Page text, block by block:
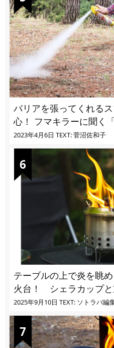
バリアを張ってくれる
心！ フマキラーに聞く「最強の虫撃退グッズ
vol.4」【キャンプサイ
2023年4月6日 TEXT: 菅沼佐和子
テーブルの上で炎を眺
火台！ シェラカップと
ンパクト収納
2025年9月10日 TEXT: ソトラバ編